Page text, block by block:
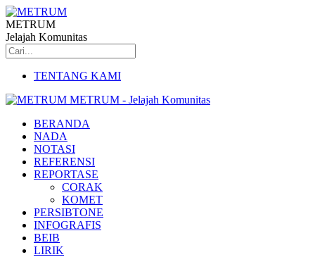
METRUM
Jelajah Komunitas
TENTANG KAMI
METRUM - Jelajah Komunitas
BERANDA
NADA
NOTASI
REFERENSI
REPORTASE
CORAK
KOMET
PERSIBTONE
INFOGRAFIS
BEIB
LIRIK